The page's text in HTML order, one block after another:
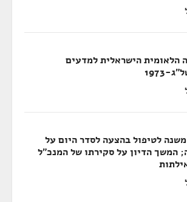
הלאומית הישראלית למדעים
1973
לטיפול בהצעה לסדר היום על
המשך הדיון על סקירתו של המנכ"ל